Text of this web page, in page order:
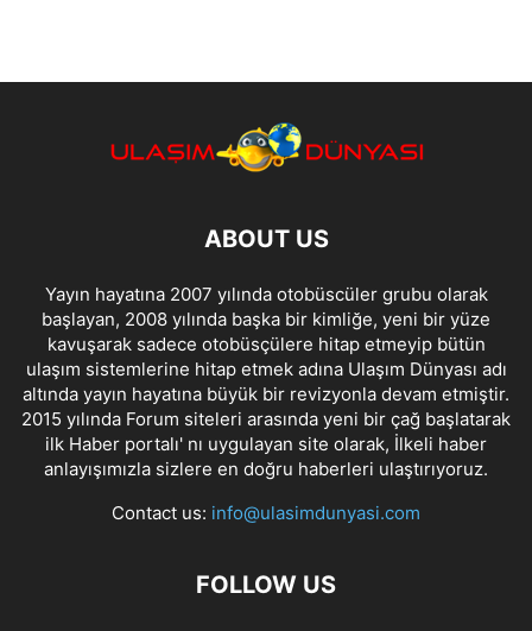
ABOUT US
Yayın hayatına 2007 yılında otobüscüler grubu olarak
başlayan, 2008 yılında başka bir kimliğe, yeni bir yüze
kavuşarak sadece otobüsçülere hitap etmeyip bütün
ulaşım sistemlerine hitap etmek adına Ulaşım Dünyası adı
altında yayın hayatına büyük bir revizyonla devam etmiştir.
2015 yılında Forum siteleri arasında yeni bir çağ başlatarak
ilk Haber portalı' nı uygulayan site olarak, İlkeli haber
anlayışımızla sizlere en doğru haberleri ulaştırıyoruz.
Contact us: info@ulasimdunyasi.com
FOLLOW US